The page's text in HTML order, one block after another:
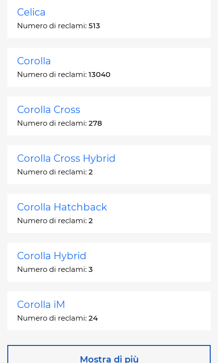
Celica
Numero di reclami: 513
Corolla
Numero di reclami: 13040
Corolla Cross
Numero di reclami: 278
Corolla Cross Hybrid
Numero di reclami: 2
Corolla Hatchback
Numero di reclami: 2
Corolla Hybrid
Numero di reclami: 3
Corolla iM
Numero di reclami: 24
Mostra di più